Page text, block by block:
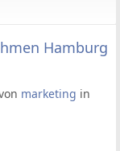
Hamburg
marketing in